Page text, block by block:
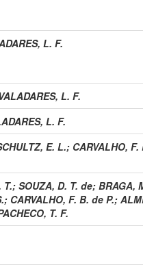
L. F.
VALADARES, L. F.
L. F.
E. L.; CARVALHO, F.
T.; SOUZA, D. T. de; BRAGA,
; CARVALHO, F. B. de P.;
T. F.